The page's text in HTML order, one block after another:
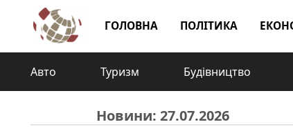
ГОЛОВНА ПОЛІТИКА
Авто Туризм Будівництво
Новини: 27.07.2026